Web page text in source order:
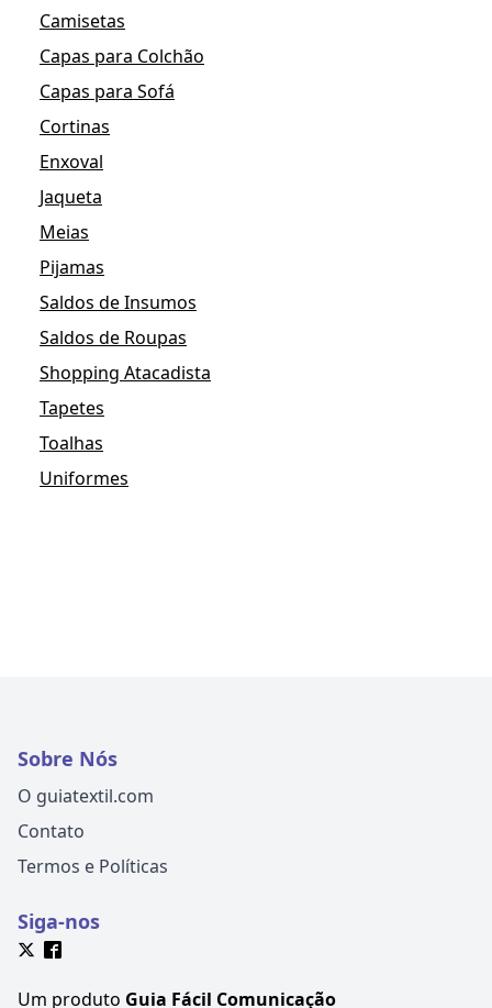
Camisetas
Capas para Colchão
Capas para Sofá
Cortinas
Enxoval
Jaqueta
Meias
Pijamas
Saldos de Insumos
Saldos de Roupas
Shopping Atacadista
Tapetes
Toalhas
Uniformes
Sobre Nós
O guiatextil.com
Contato
Termos e Políticas
Siga-nos
Um produto Guia Fácil Comunicação